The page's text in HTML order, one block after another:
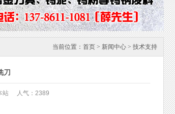
当前位置： 首页 > 新闻中心 > 技术支持
刀
站 人气：2389